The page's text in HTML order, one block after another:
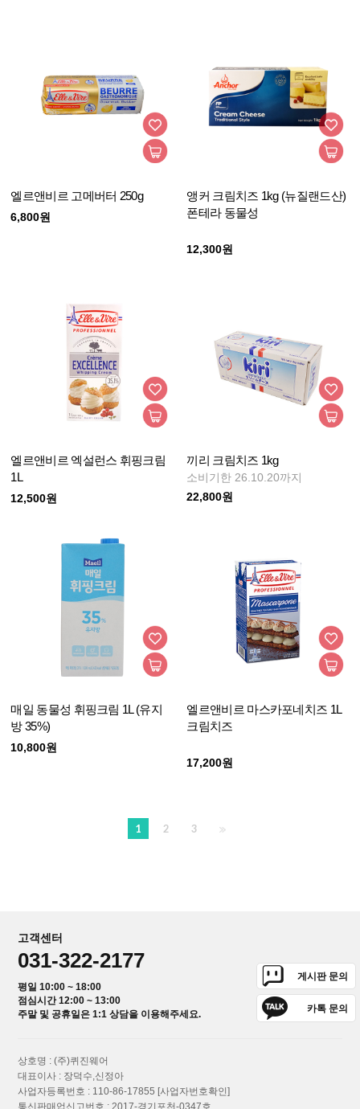
엘르앤비르 고메버터 250g
6,800원
앵커 크림치즈 1kg (뉴질랜드산)
폰테라 동물성
12,300원
엘르앤비르 엑설런스 휘핑크림
1L
12,500원
끼리 크림치즈 1kg
소비기한 26.10.20까지
22,800원
매일 동물성 휘핑크림 1L (유지
방 35%)
10,800원
엘르앤비르 마스카포네치즈 1L
크림치즈
17,200원
1 2 3
고객센터
031-322-2177
평일 10:00 ~ 18:00
점심시간 12:00 ~ 13:00
주말 및 공휴일은 1:1 상담을 이용해주세요.
게시판 문의
카톡 문의
상호명 : (주)퀴진웨어
대표이사 : 장덕수,신정아
사업자등록번호 : 110-86-17855 [사업자번호확인]
통신판매업신고번호 : 2017-경기포천-0347호